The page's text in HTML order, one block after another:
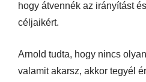
hogy átvennék az irányítást
céljaikért.
Arnold tudta, hogy nincs
valamit akarsz, akkor tegyél